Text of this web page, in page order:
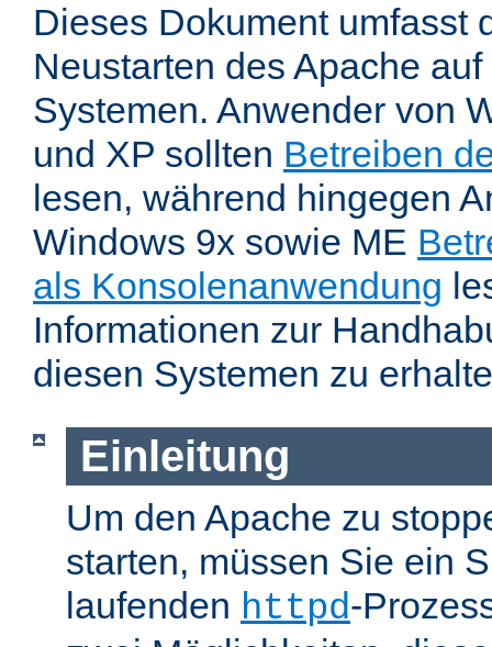
Dieses Dokument umfasst
Neustarten des Apache
Systemen. Anwender von
und XP sollten Betreiben
lesen, während hingegen
Windows 9x sowie ME
als Konsolenanwendung
Informationen zur
diesen Systemen zu
Einleitung
Um den Apache zu
starten, müssen Sie ein
laufenden httpd-